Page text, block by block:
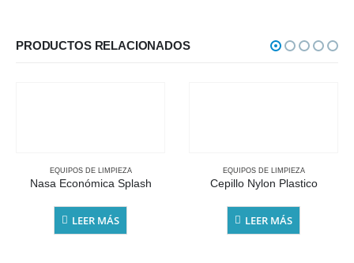
PRODUCTOS RELACIONADOS
EQUIPOS DE LIMPIEZA
Nasa Económica Splash
LEER MÁS
EQUIPOS DE LIMPIEZA
Cepillo Nylon Plastico
LEER MÁS